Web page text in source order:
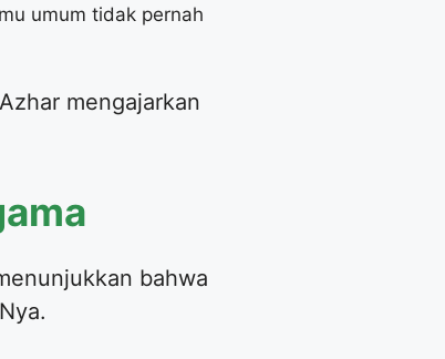
umum tidak pernah
mengajarkan
bahwa